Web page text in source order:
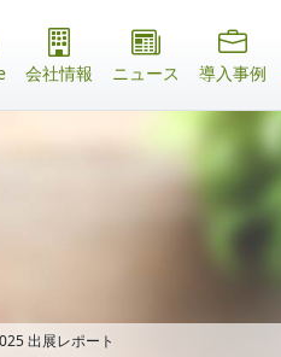
会社情報 ニュース 導入事例
出展レポート